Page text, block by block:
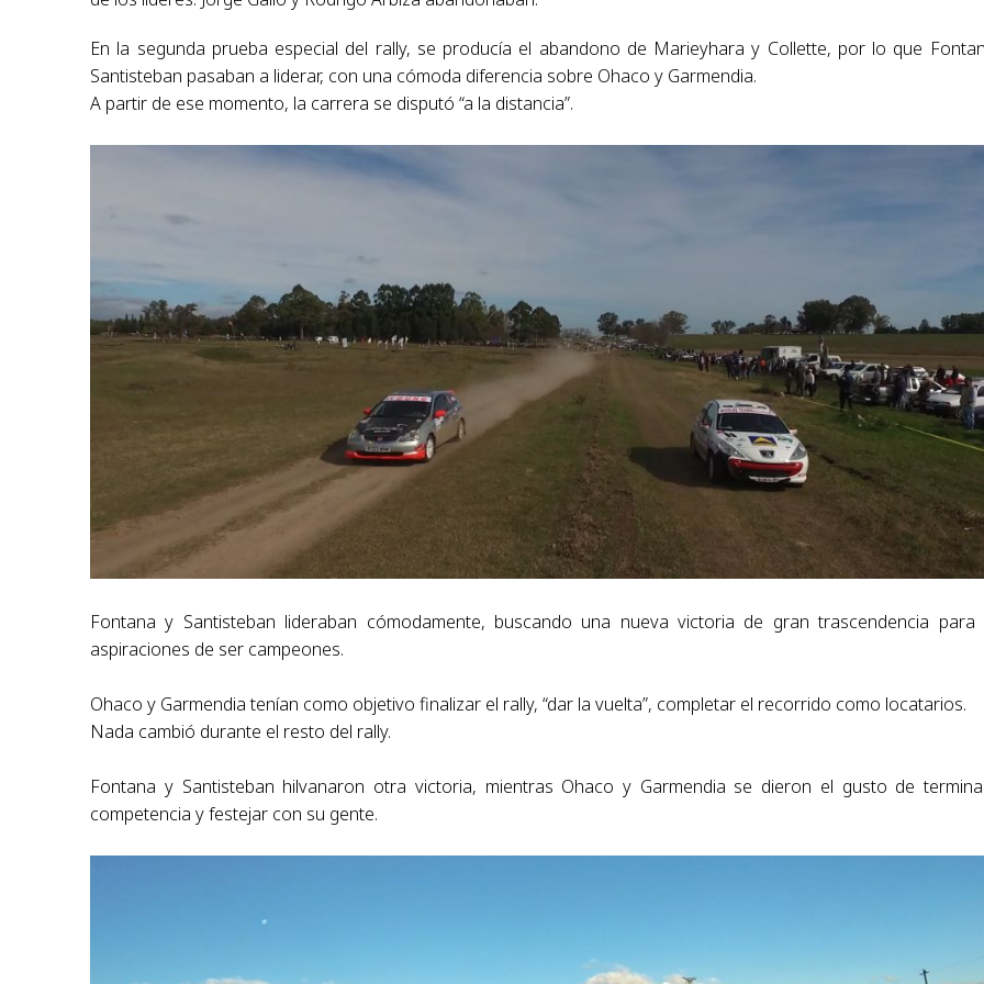
En la segunda prueba especial del rally, se producía el abandono de Marieyhara y Collette, por lo que
Santisteban pasaban a liderar, con una cómoda diferencia sobre Ohaco y Garmendia.
A partir de ese momento, la carrera se disputó “a la distancia”.
Fontana y Santisteban lideraban cómodamente, buscando una nueva victoria de gran trascendencia para
aspiraciones de ser campeones.
Ohaco y Garmendia tenían como objetivo finalizar el rally, “dar la vuelta”, completar el recorrido como locatarios.
Nada cambió durante el resto del rally.
Fontana y Santisteban hilvanaron otra victoria, mientras Ohaco y Garmendia se dieron el gusto de
competencia y festejar con su gente.